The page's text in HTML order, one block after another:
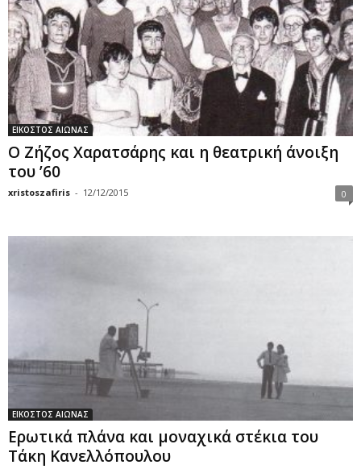
ΕΙΚΟΣΤΟΣ ΑΙΩΝΑΣ
Ο Ζήζος Χαρατσάρης και η θεατρική άνοιξη
του ’60
xristoszafiris - 12/12/2015 0
ΕΙΚΟΣΤΟΣ ΑΙΩΝΑΣ
Ερωτικά πλάνα και μοναχικά στέκια του
Τάκη Κανελλόπουλου